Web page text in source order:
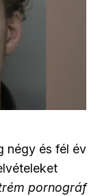
négy és fél év
pornográf